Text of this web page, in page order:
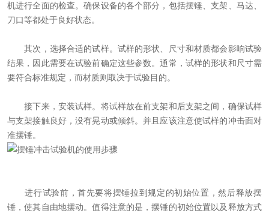
机进行全面的检查。确保设备的各个部分，包括摆锤、支架、马达、
刀口等都处于良好状态。
其次，选择合适的试样。试样的形状、尺寸和材质都会影响试验
结果，因此需要在试验前确定这些参数。通常，试样的形状和尺寸需
要符合标准规定，而材质则取决于试验目的。
接下来，安装试样。将试样放在前支架和后支架之间，确保试样
与支架接触良好，没有晃动或倾斜。并且应该注意使试样的冲击面对
准摆锤。
进行试验前，首先要将摆锤拉到规定的初始位置，然后释放摆
锤，使其自由地摆动。值得注意的是，摆锤的初始位置以及释放方式